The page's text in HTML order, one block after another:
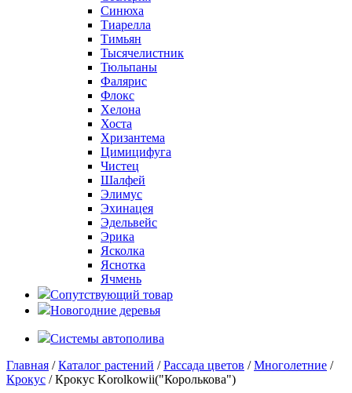
Синюха
Тиарелла
Тимьян
Тысячелистник
Тюльпаны
Фалярис
Флокс
Хелона
Хоста
Хризантема
Цимицифуга
Чистец
Шалфей
Элимус
Эхинацея
Эдельвейс
Эрика
Ясколка
Яснотка
Ячмень
Сопутствующий товар
Новогодние деревья
Системы автополива
Главная /Каталог растений /Рассада цветов /Многолетние /
Крокус / Крокус Korolkowii("Королькова")